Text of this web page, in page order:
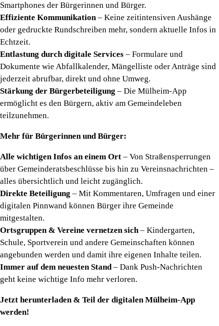
Smartphones der Bürgerinnen und Bürger.
Effiziente Kommunikation– Keine zeitintensiven Aushänge
oder gedruckte Rundschreiben mehr, sondern aktuelle Infos in
Echtzeit.
Entlastung durch digitale Services – Formulare und
Dokumente wie Abfallkalender, Mängelliste oder Anträge sind
jederzeit abrufbar, direkt und ohne Umweg.
Stärkung der Bürgerbeteiligung – Die Mülheim-App
ermöglicht es den Bürgern, aktiv am Gemeindeleben
teilzunehmen.
Mehr für Bürgerinnen und Bürger:
Alle wichtigen Infos an einem Ort – Von Straßensperrungen
über Gemeinderatsbeschlüsse bis hin zu Vereinsnachrichten –
alles übersichtlich und leicht zugänglich.
Direkte Beteiligung – Mit Kommentaren, Umfragen und einer
digitalen Pinnwand können Bürger ihre Gemeinde
mitgestalten.
Ortsgruppen & Vereine vernetzen sich– Kindergarten,
Schule, Sportverein und andere Gemeinschaften können
angebunden werden und damit ihre eigenen Inhalte teilen.
Immer auf dem neuesten Stand– Dank Push-Nachrichten
geht keine wichtige Info mehr verloren.
Jetzt herunterladen & Teil der digitalen Mülheim-App
werden!